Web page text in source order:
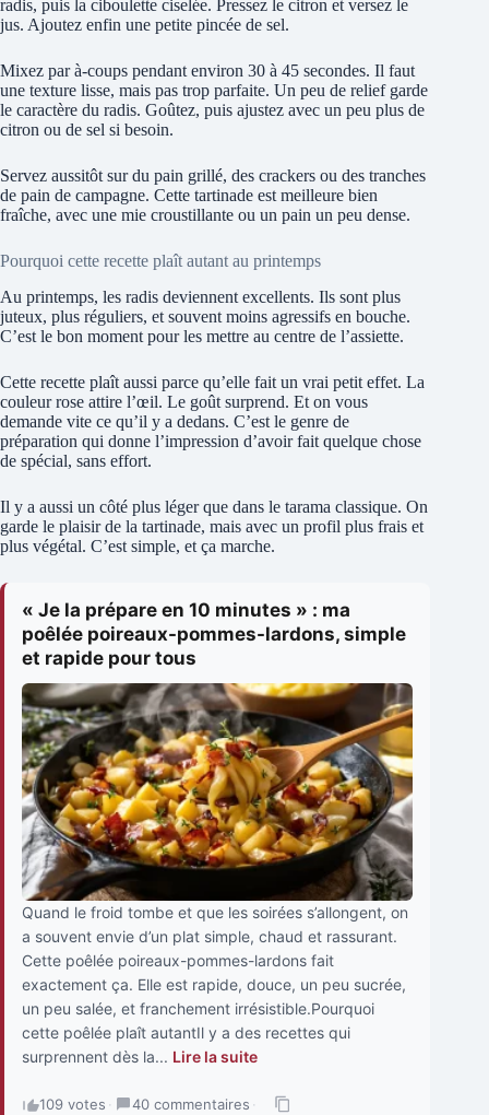
radis, puis la ciboulette ciselée. Pressez le citron et versez le
jus. Ajoutez enfin une petite pincée de sel.
Mixez par à-coups pendant environ 30 à 45 secondes. Il faut
une texture lisse, mais pas trop parfaite. Un peu de relief garde
le caractère du radis. Goûtez, puis ajustez avec un peu plus de
citron ou de sel si besoin.
Servez aussitôt sur du pain grillé, des crackers ou des tranches
de pain de campagne. Cette tartinade est meilleure bien
fraîche, avec une mie croustillante ou un pain un peu dense.
Pourquoi cette recette plaît autant au printemps
Au printemps, les radis deviennent excellents. Ils sont plus
juteux, plus réguliers, et souvent moins agressifs en bouche.
C’est le bon moment pour les mettre au centre de l’assiette.
Cette recette plaît aussi parce qu’elle fait un vrai petit effet. La
couleur rose attire l’œil. Le goût surprend. Et on vous
demande vite ce qu’il y a dedans. C’est le genre de
préparation qui donne l’impression d’avoir fait quelque chose
de spécial, sans effort.
Il y a aussi un côté plus léger que dans le tarama classique. On
garde le plaisir de la tartinade, mais avec un profil plus frais et
plus végétal. C’est simple, et ça marche.
« Je la prépare en 10 minutes » : ma
poêlée poireaux-pommes-lardons, simple
et rapide pour tous
Quand le froid tombe et que les soirées s’allongent, on
a souvent envie d’un plat simple, chaud et rassurant.
Cette poêlée poireaux-pommes-lardons fait
exactement ça. Elle est rapide, douce, un peu sucrée,
un peu salée, et franchement irrésistible.Pourquoi
cette poêlée plaît autantIl y a des recettes qui
surprennent dès la... Lire la suite
109 votes · 40 commentaires ·